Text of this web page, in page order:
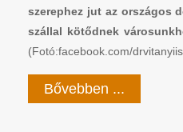
szerephez jut az országos
szállal kötődnek
(Fotó:facebook.com/
Bővebben ...